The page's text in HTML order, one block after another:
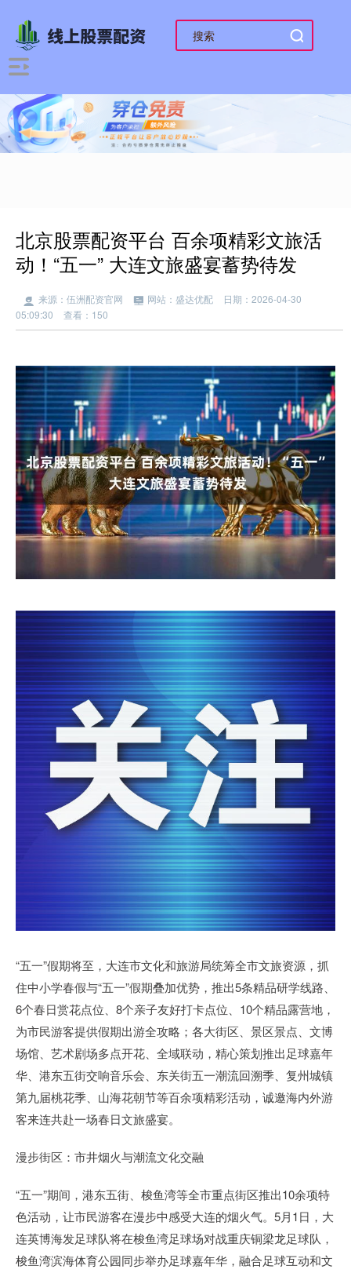
北京股票配资平台 百余项精彩文旅活
动！“五一” 大连文旅盛宴蓄势待发
来源：伍洲配资官网 网站：盛达优配
日期：2026-04-30
05:09:30
查看：150
“五一”假期将至，大连市文化和旅游局统筹全市文旅资源，抓
住中小学春假与“五一”假期叠加优势，推出5条精品研学线路、
6个春日赏花点位、8个亲子友好打卡点位、10个精品露营地，
为市民游客提供假期出游全攻略；各大街区、景区景点、文博
场馆、艺术剧场多点开花、全域联动，精心策划推出足球嘉年
华、港东五街交响音乐会、东关街五一潮流回溯季、复州城镇
第九届桃花季、山海花朝节等百余项精彩活动，诚邀海内外游
客来连共赴一场春日文旅盛宴。
漫步街区：市井烟火与潮流文化交融
“五一”期间，港东五街、梭鱼湾等全市重点街区推出10余项特
色活动，让市民游客在漫步中感受大连的烟火气。5月1日，大
连英博海发足球队将在梭鱼湾足球场对战重庆铜梁龙足球队，
梭鱼湾滨海体育公园同步举办足球嘉年华，融合足球互动和文